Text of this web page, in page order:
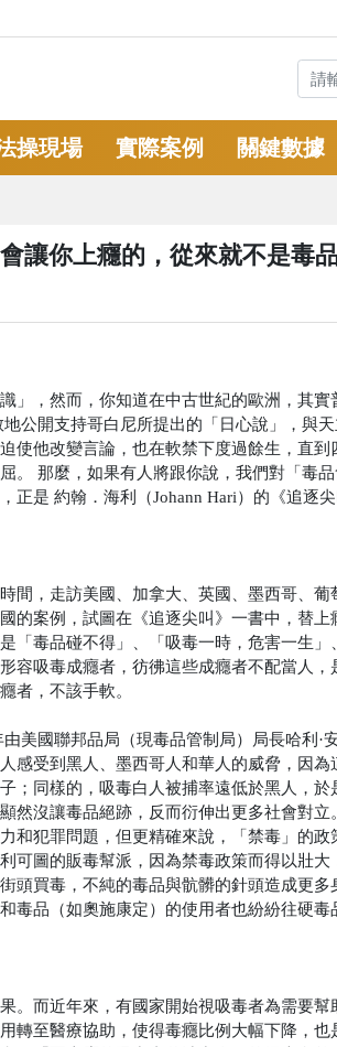
操現場 實際案例 關鍵數據
讓你上癮的，從來就不是毒
」，然而，你知道在中古世紀的歐洲，其
公開支持哥白尼所提出的「日心說」，與
使他改變言論，也在軟禁下度過餘生，直到
。
那麼，如果有人將跟你說，我們對「毒
正是 約翰．海利（Johann Hari）的《追逐
間，走訪美國、加拿大、英國、墨西哥、
的案例，試圖在《追逐尖叫》一書中，替上
「毒品碰不得」、「吸毒一時，危害一生
容吸毒成癮者，彷彿這些成癮者不配當人
者，不該手軟。
由美國聯邦品局（現毒品管制局）局長哈利·
感受到黑人、墨西哥人和華人的威脅，因
；同樣的，吸毒白人被捕率遠低於黑人，
然沒讓毒品絕跡，反而衍伸出更多社會對立。
和犯罪問題，但更精確來說，「禁毒」的
可圖的販毒幫派，因為禁毒政策而得以壯
頭買毒，不純的毒品與骯髒的針頭造成更
毒品（如奧施康定）的使用者也紛紛往硬毒
。而近年來，有國家開始視吸毒者為需要
轉至醫療協助，使得毒癮比例大幅下降，也